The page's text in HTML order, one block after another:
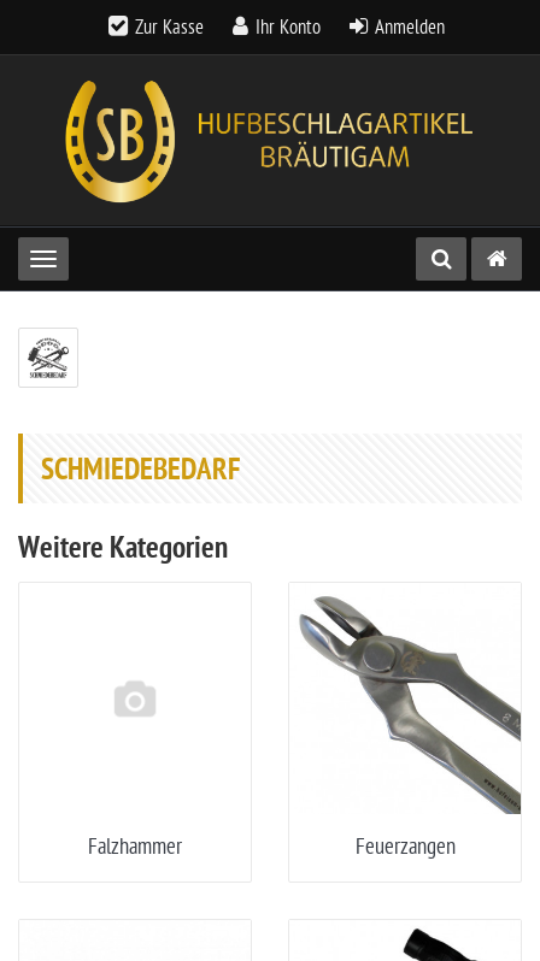
Zur Kasse Ihr Konto Anmelden
Toggle navigation
SCHMIEDEBEDARF
Weitere Kategorien
Falzhammer Feuerzangen